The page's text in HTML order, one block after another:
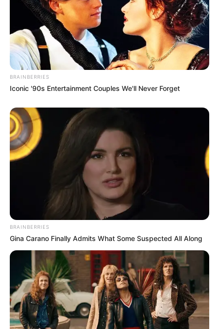
kulinarischen Welt. Guten Appetit!
BRAINBERRIES
Iconic '90s Entertainment Couples We'll Never Forget
BRAINBERRIES
Gina Carano Finally Admits What Some Suspected All Along